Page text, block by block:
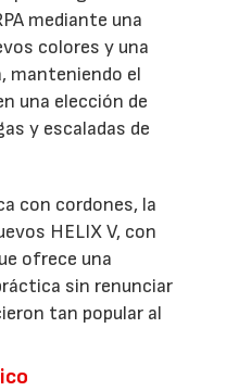
mediante una
colores y una
manteniendo el
una elección de
y escaladas de
con cordones, la
HELIX V, con
ofrece una
sin renunciar
tan popular al